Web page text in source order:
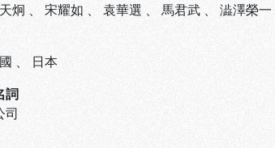
炯 、 宋耀如 、 袁華選 、 馬君武 、 澁澤榮一
、 日本
詞
司